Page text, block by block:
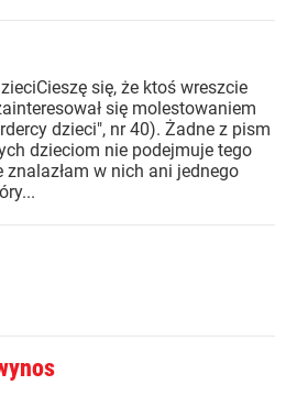
się, że ktoś wreszcie
się molestowaniem
dzieci", nr 40). Żadne z pism
dzieciom nie podejmuje tego
znalazłam w nich ani jednego